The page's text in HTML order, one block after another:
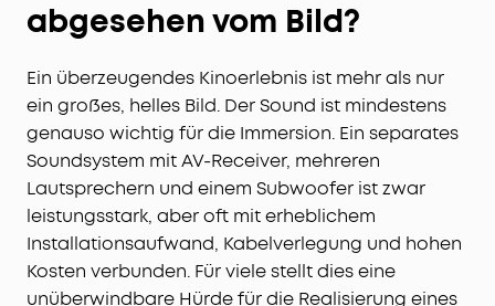
abgesehen vom Bild?
Ein überzeugendes Kinoerlebnis ist mehr als nur
ein großes, helles Bild. Der Sound ist mindestens
genauso wichtig für die Immersion. Ein separates
Soundsystem mit AV-Receiver, mehreren
Lautsprechern und einem Subwoofer ist zwar
leistungsstark, aber oft mit erheblichem
Installationsaufwand, Kabelverlegung und hohen
Kosten verbunden. Für viele stellt dies eine
unüberwindbare Hürde für die Realisierung eines